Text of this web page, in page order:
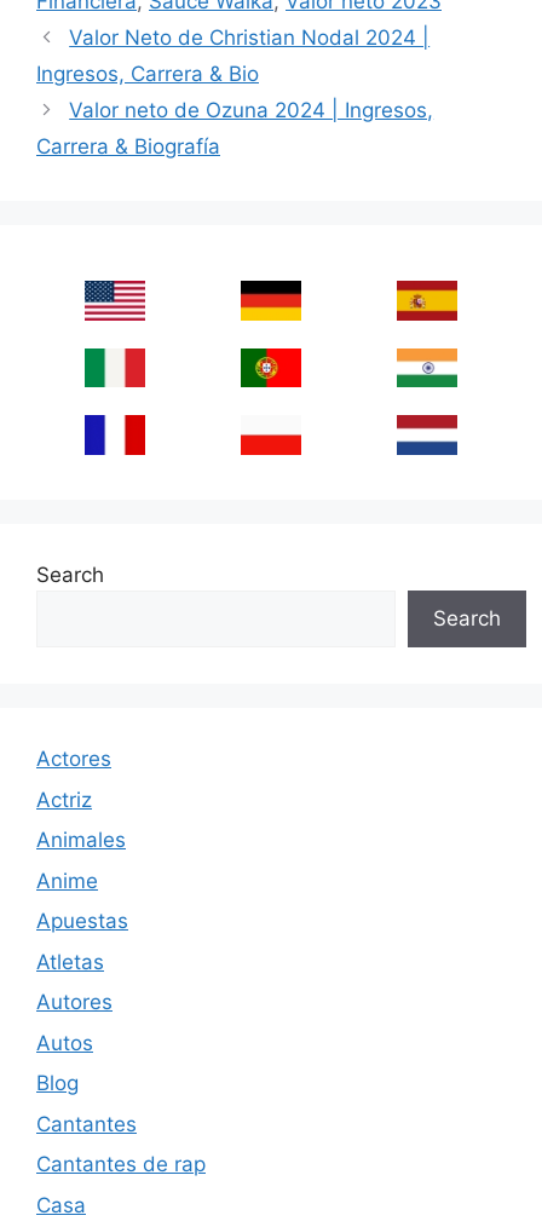
Valor Neto de Christian Nodal 2024 |
Ingresos, Carrera & Bio
Valor neto de Ozuna 2024 | Ingresos,
Carrera & Biografía
Search
Search
Actores
Actriz
Animales
Anime
Apuestas
Atletas
Autores
Autos
Blog
Cantantes
Cantantes de rap
Casa